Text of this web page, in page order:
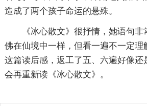
造成了两个孩子命运的悬殊。
《冰心散文》很抒情，她语句
佛在仙境中一样，但看一遍不一定理
这篇读后感，返工了五、六遍好像还
会再重新读《冰心散文》。